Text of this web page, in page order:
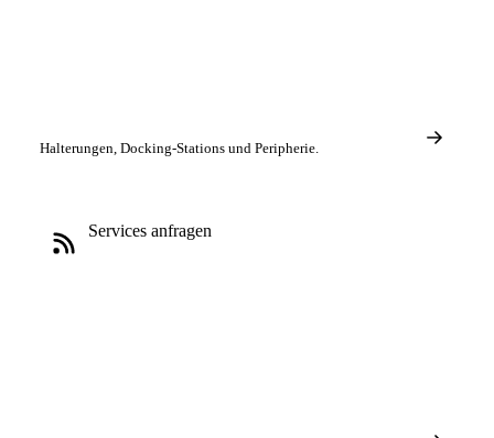
Halterungen, Docking-Stations und Peripherie.
Services anfragen